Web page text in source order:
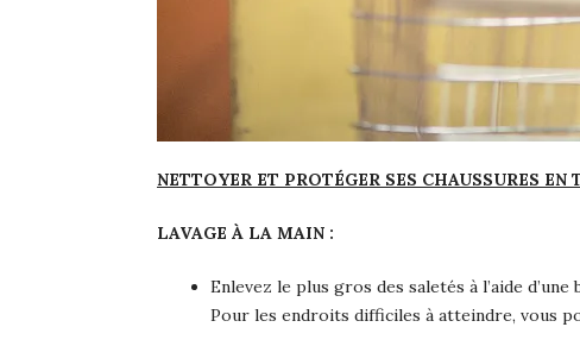
NETTOYER ET PROTÉGER SES CHAUSSURES
LAVAGE À LA MAIN :
Enlevez le plus gros des saletés à l’aide
Pour les endroits difficiles à atteindre, vous